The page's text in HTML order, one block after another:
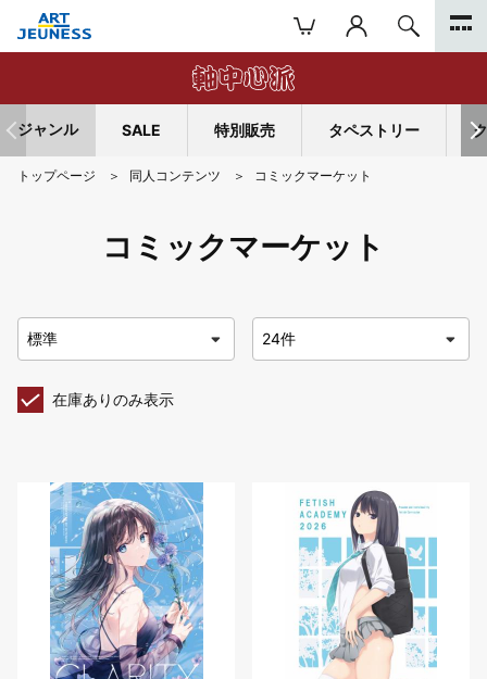
ジャンル SALE 特別販売 タペストリー
トップページ 同人コンテンツ コミックマーケット
コミックマーケット
在庫ありのみ表示